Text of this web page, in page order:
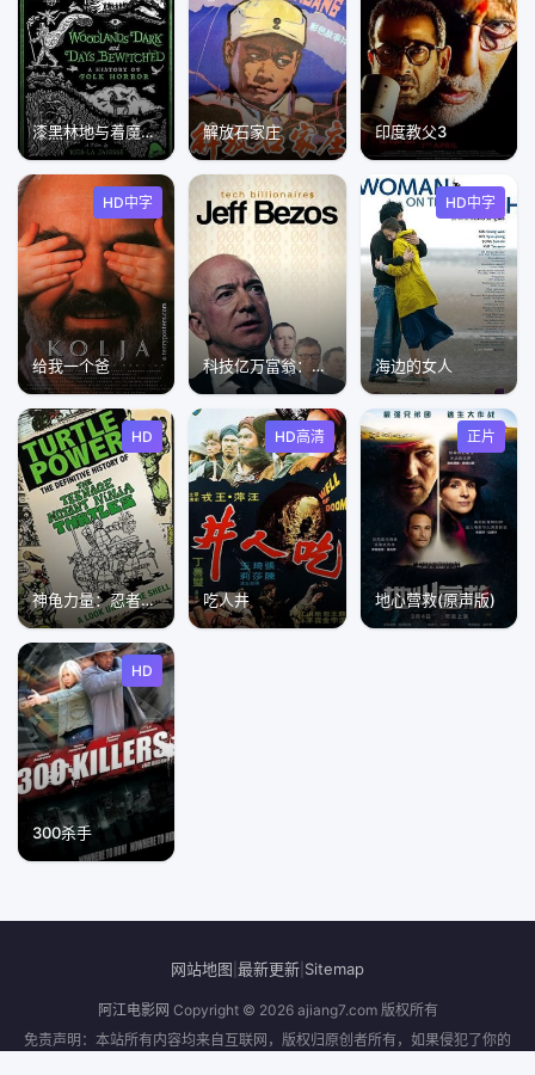
漆黑林地与着魔时日：民俗恐怖电影史 解放石家庄 印度教父3
HD中字
给我一个爸 科技亿万富翁：杰夫·贝佐斯
HD中字
海边的女人
HD
神龟力量：忍者神龟简明史
HD高清
吃人井
正片
地心营救(原声版)
HD
300杀手
网站地图 最新更新 Sitemap
阿江电影网 Copyright © 2026 ajiang7.com 版权所有
免责声明：本站所有内容均来自互联网，版权归原创者所有，如果侵犯了你的